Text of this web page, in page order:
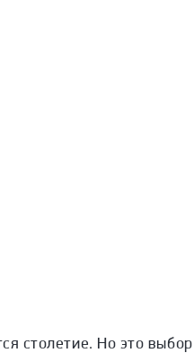
столетие. Но это выбор